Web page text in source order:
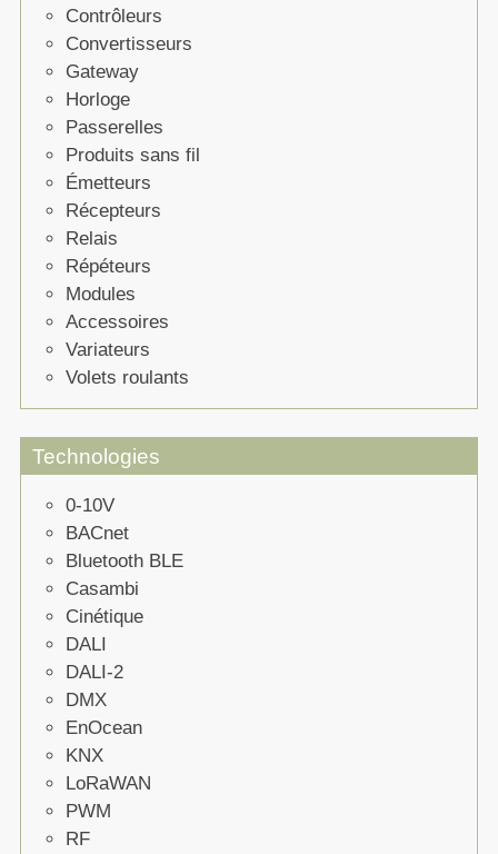
Contrôleurs
Convertisseurs
Gateway
Horloge
Passerelles
Produits sans fil
Émetteurs
Récepteurs
Relais
Répéteurs
Modules
Accessoires
Variateurs
Volets roulants
Technologies
0-10V
BACnet
Bluetooth BLE
Casambi
Cinétique
DALI
DALI-2
DMX
EnOcean
KNX
LoRaWAN
PWM
RF